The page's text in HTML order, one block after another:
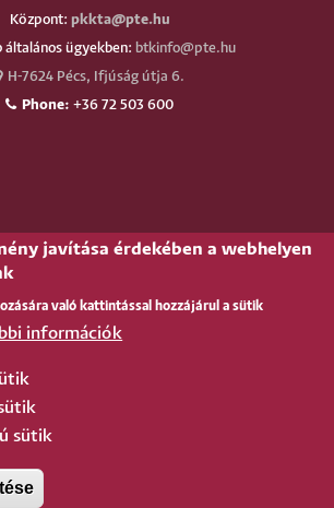
Központ: pkkta@pte.hu
általános ügyekben: btkinfo@pte.hu
H-7624 Pécs, Ifjúság útja 6.
Phone: +36 72 503 600
|
javítása érdekében a webhelyen
való kattintással hozzájárul a sütik
információk
sütik